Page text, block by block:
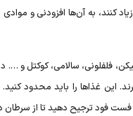
کنند، به آن‌ها افزودنی و موادی
فلفلونی، سالامی، کوکتل و ….
این غذا‌ها را باید محدود
فود ترجیح دهید تا از سرطان